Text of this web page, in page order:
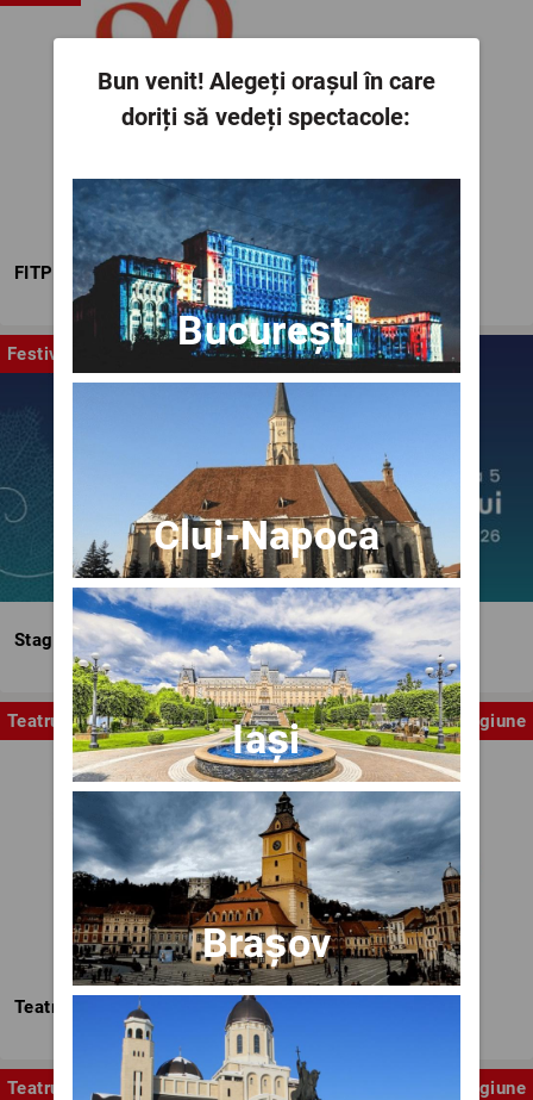
FITPTI
Festival
Stagiunea Estivală a Artelor Spectacolului
Teatru Stagiune
Teatrul Nottara
Teatru Stagiune
Bun venit!Alegeți orașul în care
doriți să vedeți spectacole:
București
Cluj-Napoca
Iași
Brașov